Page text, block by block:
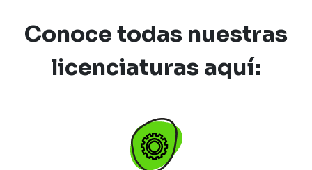
Conoce todas nuestras
licenciaturas aquí: